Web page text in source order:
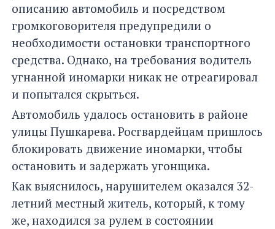
описанию автомобиль и посредством
громкоговорителя предупредили о
необходимости остановки транспортного
средства. Однако, на требования водитель
угнанной иномарки никак не отреагировал
и попытался скрыться.
Автомобиль удалось остановить в районе
улицы Пушкарева. Росгвардейцам пришлось
блокировать движение иномарки, чтобы
остановить и задержать угонщика.
Как выяснилось, нарушителем оказался 32-
летний местный житель, который, к тому
же, находился за рулем в состоянии